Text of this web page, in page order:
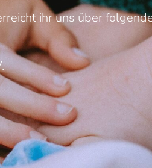
ihr uns über